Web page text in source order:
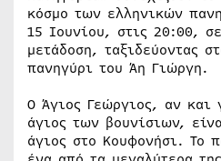
κόσμο των ελληνικών
15 Ιουνίου, στις 20:00,
μετάδοση, ταξιδεύοντας
πανηγύρι του Άη Γιώργη.
Ο Άγιος Γεώργιος, αν και
άγιος των βουνίσιων,
άγιος στο Κουφονήσι. Το